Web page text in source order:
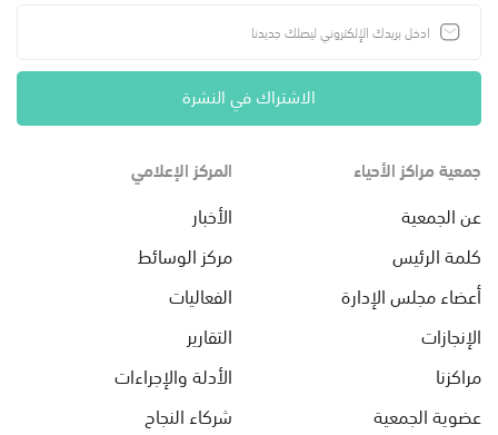
الاشتراك في النشرة
جمعية مراكز الأحياء
عن الجمعية
كلمة الرئيس
أعضاء مجلس الإدارة
الإنجازات
مراكزنا
عضوية الجمعية
المركز الإعلامي
الأخبار
مركز الوسائط
الفعاليات
التقارير
الأدلة والإجراءات
شركاء النجاح